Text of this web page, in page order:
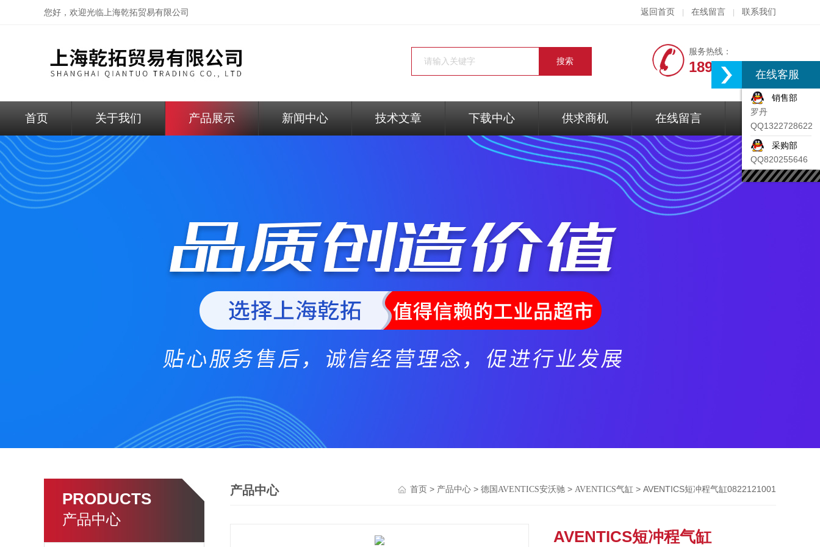
您好，欢迎光临上海乾拓贸易有限公司 返回首页 在线留言 联系我们
服务热线：
18917074297
首页 关于我们 产品展示 新闻中心 技术文章 下载中心 供求商机 在线留言 联系我们
PRODUCTS
产品中心
产品中心 首页 > 产品中心 > 德国AVENTICS安沃驰 > AVENTICS气缸 > AVENTICS短冲程气缸0822121001
AVENTICS短冲程气缸
在线客服
销售部
罗丹
QQ1322728622
采购部
QQ820255646